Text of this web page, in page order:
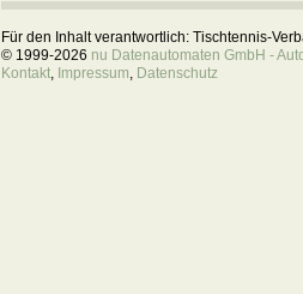
Für den Inhalt verantwortlich: Tischtennis-
© 1999-2026 nu Datenautomaten GmbH -
Kontakt, Impressum, Datenschutz